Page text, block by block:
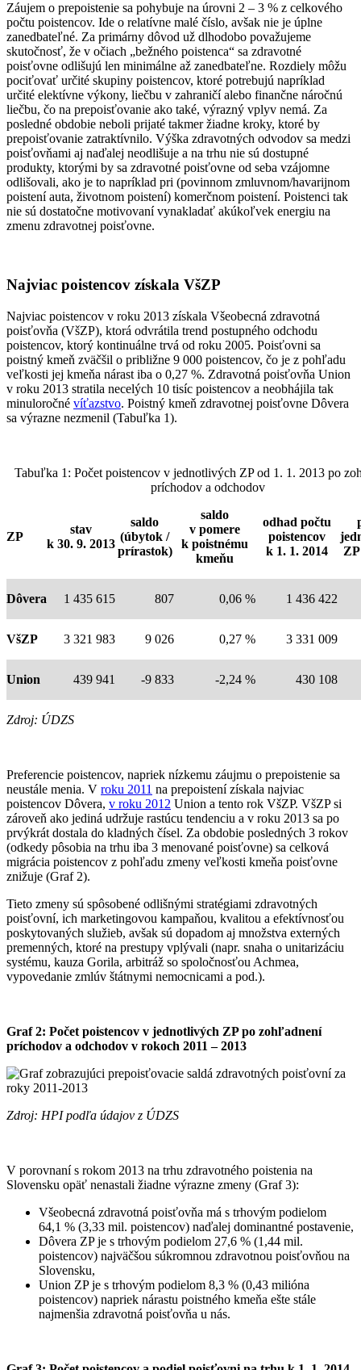
Záujem o prepoistenie sa pohybuje na úrovni 2 – 3 % z celkového
počtu poistencov. Ide o relatívne malé číslo, avšak nie je úplne
zanedbateľné. Za primárny dôvod už dlhodobo považujeme
skutočnosť, že v očiach „bežného poistenca“ sa zdravotné
poisťovne odlišujú len minimálne až zanedbateľne. Rozdiely môžu
pociťovať určité skupiny poistencov, ktoré potrebujú napríklad
určité elektívne výkony, liečbu v zahraničí alebo finančne náročnú
liečbu, čo na prepoisťovanie ako také, výrazný vplyv nemá. Za
posledné obdobie neboli prijaté takmer žiadne kroky, ktoré by
prepoisťovanie zatraktívnilo. Výška zdravotných odvodov sa medzi
poisťovňami aj naďalej neodlišuje a na trhu nie sú dostupné
produkty, ktorými by sa zdravotné poisťovne od seba vzájomne
odlišovali, ako je to napríklad pri (povinnom zmluvnom/havarijnom
poistení auta, životnom poistení) komerčnom poistení. Poistenci tak
nie sú dostatočne motivovaní vynakladať akúkoľvek energiu na
zmenu zdravotnej poisťovne.
Najviac poistencov získala VšZP
Najviac poistencov v roku 2013 získala Všeobecná zdravotná
poisťovňa (VšZP), ktorá odvrátila trend postupného odchodu
poistencov, ktorý kontinuálne trvá od roku 2005. Poisťovni sa
poistný kmeň zväčšil o približne 9 000 poistencov, čo je z pohľadu
veľkosti jej kmeňa nárast iba o 0,27 %. Zdravotná poisťovňa Union
v roku 2013 stratila necelých 10 tisíc poistencov a neobhájila tak
minuloročné víťazstvo. Poistný kmeň zdravotnej poisťovne Dôvera
sa výrazne nezmenil (Tabuľka 1).
Tabuľka 1: Počet poistencov v jednotlivých ZP od 1. 1. 2013 po
príchodov a odchodov
ZP
stav
k 30. 9. 2013
saldo
(úbytok /
prírastok)
saldo
v pomere
k poistnému
kmeňu
odhad počtu
poistencov
k 1. 1. 2014
Dôvera 1 435 615 807 0,06 % 1 436 422
VšZP 3 321 983 9 026 0,27 % 3 331 009
Union 439 941 -9 833 -2,24 % 430 108
Zdroj: ÚDZS
Preferencie poistencov, napriek nízkemu záujmu o prepoistenie sa
neustále menia. V roku 2011 na prepoistení získala najviac
poistencov Dôvera, v roku 2012 Union a tento rok VšZP. VšZP si
zároveň ako jediná udržuje rastúcu tendenciu a v roku 2013 sa po
prvýkrát dostala do kladných čísel. Za obdobie posledných 3 rokov
(odkedy pôsobia na trhu iba 3 menované poisťovne) sa celková
migrácia poistencov z pohľadu zmeny veľkosti kmeňa poisťovne
znižuje (Graf 2).
Tieto zmeny sú spôsobené odlišnými stratégiami zdravotných
poisťovní, ich marketingovou kampaňou, kvalitou a efektívnosťou
poskytovaných služieb, avšak sú dopadom aj množstva externých
premenných, ktoré na prestupy vplývali (napr. snaha o unitarizáciu
systému, kauza Gorila, arbitráž so spoločnosťou Achmea,
vypovedanie zmlúv štátnymi nemocnicami a pod.).
Graf 2: Počet poistencov v jednotlivých ZP po zohľadnení
príchodov a odchodov v rokoch 2011 – 2013
Zdroj: HPI podľa údajov z ÚDZS
V porovnaní s rokom 2013 na trhu zdravotného poistenia na
Slovensku opäť nenastali žiadne výrazne zmeny (Graf 3):
Všeobecná zdravotná poisťovňa má s trhovým podielom
64,1 % (3,33 mil. poistencov) naďalej dominantné postavenie,
Dôvera ZP je s trhovým podielom 27,6 % (1,44 mil.
poistencov) najväčšou súkromnou zdravotnou poisťovňou na
Slovensku,
Union ZP je s trhovým podielom 8,3 % (0,43 milióna
poistencov) napriek nárastu poistného kmeňa ešte stále
najmenšia zdravotná poisťovňa u nás.